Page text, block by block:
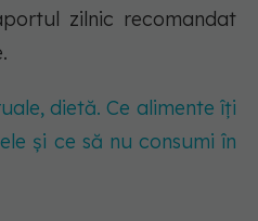
zilnic recomandat
dietă. Ce alimente îți
și ce să nu consumi în